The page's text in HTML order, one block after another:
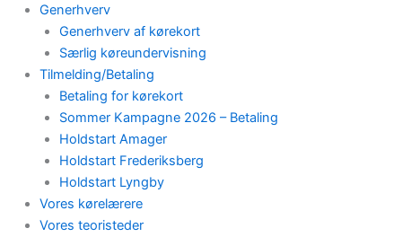
Generhverv
Generhverv af kørekort
Særlig køreundervisning
Tilmelding/Betaling
Betaling for kørekort
Sommer Kampagne 2026 – Betaling
Holdstart Amager
Holdstart Frederiksberg
Holdstart Lyngby
Vores kørelærere
Vores teoristeder